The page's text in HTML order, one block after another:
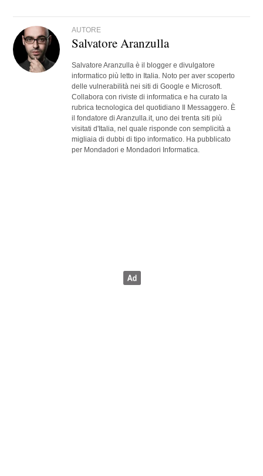
AUTORE
Salvatore Aranzulla
Salvatore Aranzulla è il blogger e divulgatore
informatico più letto in Italia. Noto per aver scoperto
delle vulnerabilità nei siti di Google e Microsoft.
Collabora con riviste di informatica e ha curato la
rubrica tecnologica del quotidiano Il Messaggero. È
il fondatore di Aranzulla.it, uno dei trenta siti più
visitati d'Italia, nel quale risponde con semplicità a
migliaia di dubbi di tipo informatico. Ha pubblicato
per Mondadori e Mondadori Informatica.